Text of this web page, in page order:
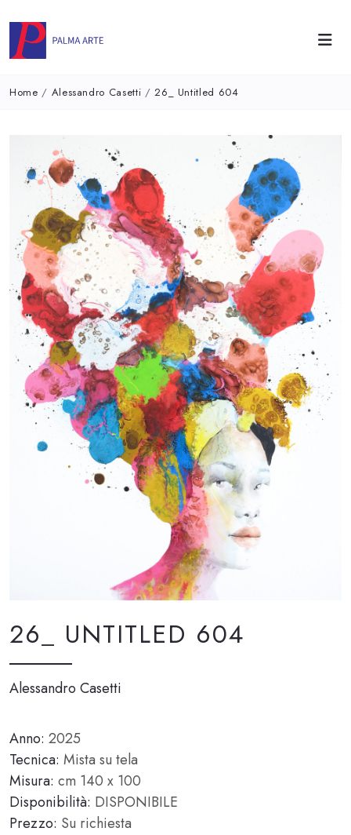
Home / Alessandro Casetti /26_ Untitled 604
26_ UNTITLED 604
Alessandro Casetti
Anno: 2025
Tecnica: Mista su tela
Misura: cm 140 x 100
Disponibilità: DISPONIBILE
Prezzo: Su richiesta